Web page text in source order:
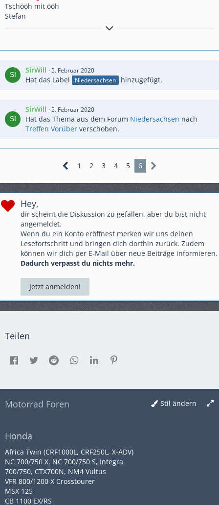
Tschööh mit ööh
Stefan
Every man has a right to his opinion, but no man has a right to be
SirWill 5. Februar 2020
Hat das Label Niedersachsen hinzugefügt.
SirWill 5. Februar 2020
Hat das Thema aus dem Forum Niedersachsen nach
Treffen Vorüber verschoben.
1 2 3 4 5 6
Hey,
dir scheint die Diskussion zu gefallen, aber du bist nicht
angemeldet.
Wenn du ein Konto eröffnest merken wir uns deinen
Lesefortschritt und bringen dich dorthin zurück. Zudem
können wir dich per E-Mail über neue Beiträge informieren.
Dadurch verpasst du nichts mehr.
Jetzt anmelden!
Teilen
Stil ändern
Motorrad Foren
Honda
Africa Twin (CRF1000L, CRF250L, X-ADV)
NC 700/750 X, NC 700/750 S, Integra
700/750, CTX700N, NM4 Vultus
VFR 800/1200 X Crosstourer
MSX 125
CB 1100 EX/RS